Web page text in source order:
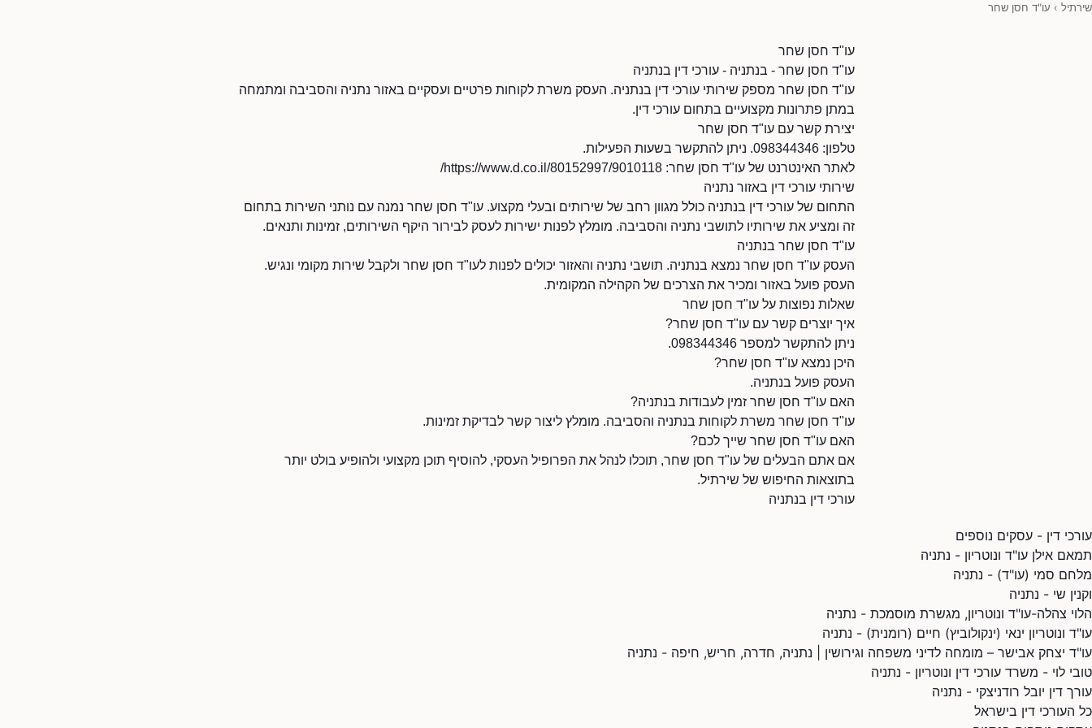
שירתיל › עו"ד חסן שחר
עו"ד חסן שחר
עו"ד חסן שחר - בנתניה - עורכי דין בנתניה
עו"ד חסן שחר מספק שירותי עורכי דין בנתניה. העסק משרת לקוחות פרטיים ועסקיים באזור נתניה והסביבה ומתמחה
במתן פתרונות מקצועיים בתחום עורכי דין.
יצירת קשר עם עו"ד חסן שחר
טלפון: 098344346. ניתן להתקשר בשעות הפעילות.
לאתר האינטרנט של עו"ד חסן שחר: https://www.d.co.il/80152997/9010118/
שירותי עורכי דין באזור נתניה
התחום של עורכי דין בנתניה כולל מגוון רחב של שירותים ובעלי מקצוע. עו"ד חסן שחר נמנה עם נותני השירות בתחום
זה ומציע את שירותיו לתושבי נתניה והסביבה. מומלץ לפנות ישירות לעסק לבירור היקף השירותים, זמינות ותנאים.
עו"ד חסן שחר בנתניה
העסק עו"ד חסן שחר נמצא בנתניה. תושבי נתניה והאזור יכולים לפנות לעו"ד חסן שחר ולקבל שירות מקומי ונגיש.
העסק פועל באזור ומכיר את הצרכים של הקהילה המקומית.
שאלות נפוצות על עו"ד חסן שחר
איך יוצרים קשר עם עו"ד חסן שחר?
ניתן להתקשר למספר 098344346.
היכן נמצא עו"ד חסן שחר?
העסק פועל בנתניה.
האם עו"ד חסן שחר זמין לעבודות בנתניה?
עו"ד חסן שחר משרת לקוחות בנתניה והסביבה. מומלץ ליצור קשר לבדיקת זמינות.
האם עו"ד חסן שחר שייך לכם?
אם אתם הבעלים של עו"ד חסן שחר, תוכלו לנהל את הפרופיל העסקי, להוסיף תוכן מקצועי ולהופיע בולט יותר
בתוצאות החיפוש של שירתיל.
עורכי דין בנתניה
עורכי דין - עסקים נוספים
תמאם אילן עו"ד ונוטריון - נתניה
מלחם סמי (עו"ד) - נתניה
וקנין שי - נתניה
הלוי צהלה-עו"ד ונוטריון, מגשרת מוסמכת - נתניה
עו"ד ונוטריון ינאי (ינקולוביץ) חיים (רומנית) - נתניה
עו"ד יצחק אבישר – מומחה לדיני משפחה וגירושין | נתניה, חדרה, חריש, חיפה - נתניה
טובי לוי - משרד עורכי דין ונוטריון - נתניה
עורך דין יובל רודניצקי - נתניה
כל העורכי דין בישראל